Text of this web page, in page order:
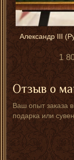
Александр III
1
Отзыв о
Ваш опыт заказа
подарка или